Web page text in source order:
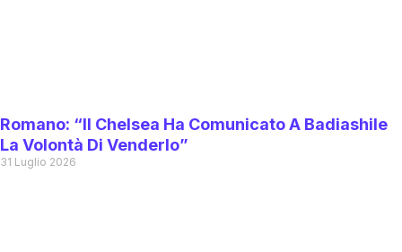
Romano: “Il Chelsea Ha Comunicato A Badiashile
La Volontà Di Venderlo”
31 Luglio 2026